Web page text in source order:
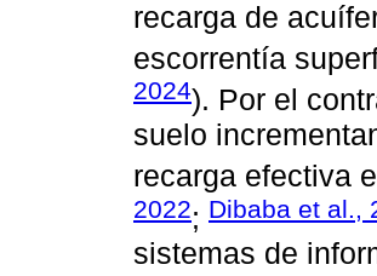
recarga de
escorrentía
2024). Por el
suelo
recarga efectiva
2022; Dibaba et al.,
sistemas de